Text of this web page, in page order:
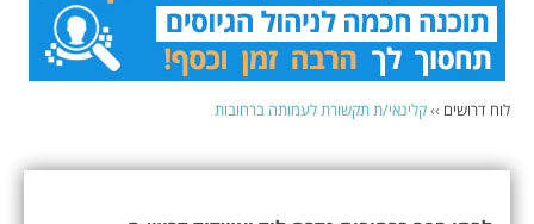
לוח דרושים ››קלינאי/ת תקשורת לעמותה ברחובות